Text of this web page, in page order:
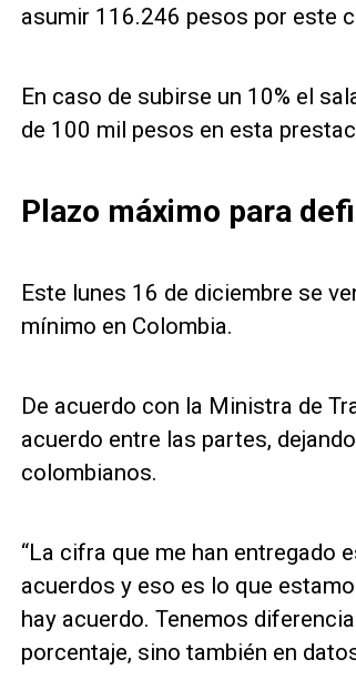
asumir 116.246 pesos por este
En caso de subirse un 10% el
de 100 mil pesos en esta
Plazo máximo para
Este lunes 16 de diciembre se
mínimo en Colombia.
De acuerdo con la Ministra de
acuerdo entre las partes,
colombianos.
“La cifra que me han entregado
acuerdos y eso es lo que
hay acuerdo. Tenemos
porcentaje, sino también en